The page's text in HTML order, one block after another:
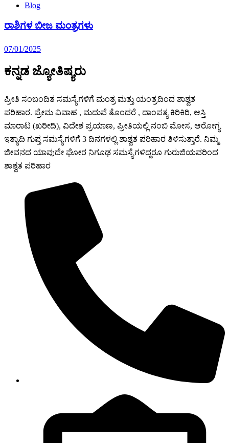
Blog
ರಾಶಿಗಳ ಬೀಜ ಮಂತ್ರಗಳು
07/01/2025
ಕನ್ನಡ ಜ್ಯೋತಿಷ್ಯರು
ಪ್ರೀತಿ ಸಂಬಂದಿತ ಸಮಸ್ಯೆಗಳಿಗೆ ಮಂತ್ರ ಮತ್ತು ಯಂತ್ರದಿಂದ ಶಾಶ್ವತ
ಪರಿಹಾರ. ಪ್ರೇಮ ವಿವಾಹ , ಮದುವೆ ತೊಂದರೆ , ದಾಂಪತ್ಯ ಕಿರಿಕಿರಿ, ಆಸ್ತಿ
ಮಾರಾಟ (ಖರೀದಿ), ವಿದೇಶ ಪ್ರಯಾಣ, ಪ್ರೀತಿಯಲ್ಲಿ ನಂಬಿ ಮೋಸ, ಆರೋಗ್ಯ
ಇತ್ಯಾದಿ ಗುಪ್ತ ಸಮಸ್ಯೆಗಳಿಗೆ 3 ದಿನಗಳಲ್ಲಿ ಶಾಶ್ವತ ಪರಿಹಾರ ತಿಳಿಸುತ್ತಾರೆ. ನಿಮ್ಮ
ಜೀವನದ ಯಾವುದೇ ಘೋರ ನಿಗೂಢ ಸಮಸ್ಯೆಗಳಿದ್ದರೂ ಗುರುಜಿಯವರಿಂದ
ಶಾಶ್ವತ ಪರಿಹಾರ